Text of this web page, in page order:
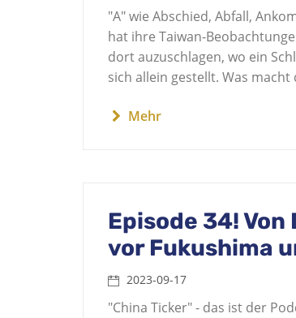
"A" wie Abschied, Abfall,
hat ihre Taiwan-
dort auzuschlagen, wo ein
sich allein gestellt. Was
Mehr
Episode 34!
vor Fukushima
2023-09-17
"China Ticker" - das ist der